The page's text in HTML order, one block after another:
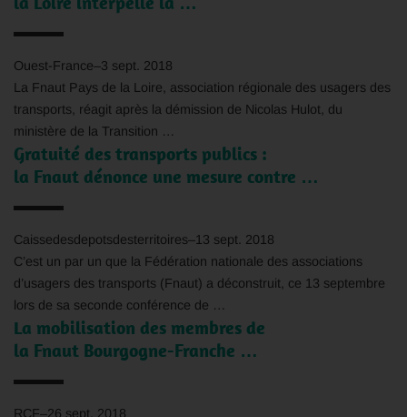
Ouest-France–3 sept. 2018
La Fnaut Pays de la Loire, association régionale des usagers des
transports, réagit après la démission de Nicolas Hulot, du
ministère de la Transition …
Gratuité des transports publics :
la Fnaut dénonce une mesure contre …
Caissedesdepotsdesterritoires–13 sept. 2018
C’est un par un que la Fédération nationale des associations
d’usagers des transports (Fnaut) a déconstruit, ce 13 septembre
lors de sa seconde conférence de …
La mobilisation des membres de
la Fnaut Bourgogne-Franche …
RCF–26 sept. 2018